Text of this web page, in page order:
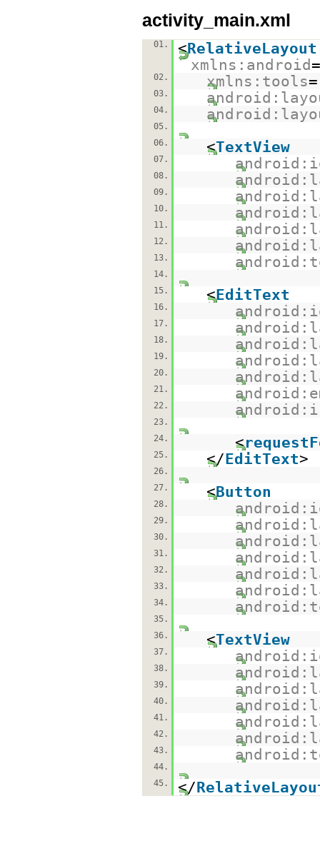
activity_main.xml
01. <RelativeLayout
xmlns:android=
02. xmlns:tools=
03.
04.
05.
06.
<TextView
07.
08.
09.
10.
11.
12.
13.
14.
15.
<EditText
16.
17.
18.
19.
20.
21.
22.
23.
24.
<
25. </EditText>
26.
27.
<Button
28.
29.
30.
31.
32.
33.
34.
35.
36.
<TextView
37.
38.
39.
40.
41.
42.
43.
44.
45.
</